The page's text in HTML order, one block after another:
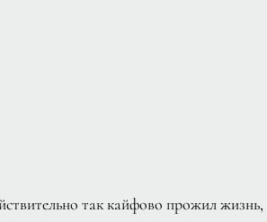
так кайфово прожил